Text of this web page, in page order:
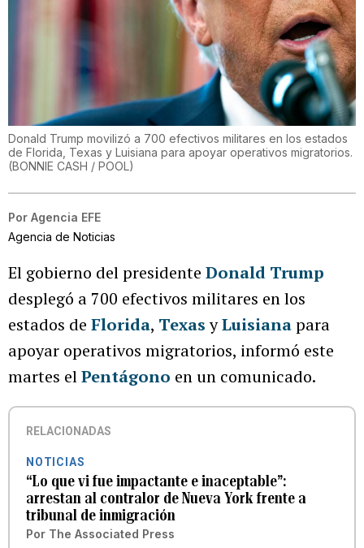
Donald Trump movilizó a 700 efectivos militares en los estados
de Florida, Texas y Luisiana para apoyar operativos migratorios.
(BONNIE CASH / POOL)
Por Agencia EFE
Agencia de Noticias
El gobierno del presidente Donald Trump
desplegó a 700 efectivos militares en los
estados de Florida, TexasyLuisianapara
apoyar operativos migratorios, informó este
martes elPentágono en un comunicado.
RELACIONADAS
NOTICIAS
“Lo que vi fue impactante e inaceptable”:
arrestan al contralor de Nueva York frente a
tribunal de inmigración
Por The Associated Press